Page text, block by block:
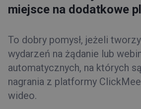
miejsce na dodatkowe
To dobry pomysł, jeżeli
wydarzeń na żądanie lub
automatycznych, na których
nagrania z platformy
wideo.